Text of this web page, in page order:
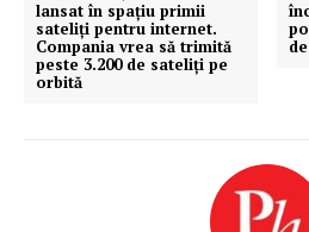
lansat în spațiu primii
sateliți pentru internet.
Compania vrea să trimită
peste 3.200 de sateliți pe
orbită